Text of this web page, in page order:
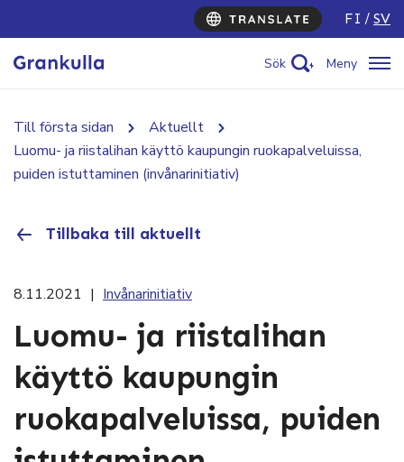
FI SV
Sök Meny
Till första sidan
Aktuellt
Luomu- ja riistalihan käyttö kaupungin ruokapalveluissa,
puiden istuttaminen (invånarinitiativ)
Tillbaka till aktuellt
8.11.2021 | Invånarinitiativ
Luomu- ja riistalihan
käyttö kaupungin
ruokapalveluissa, puiden